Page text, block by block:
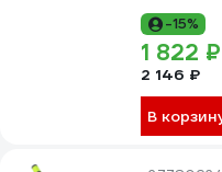
-15%
1 822 ₽
2 146 ₽
В